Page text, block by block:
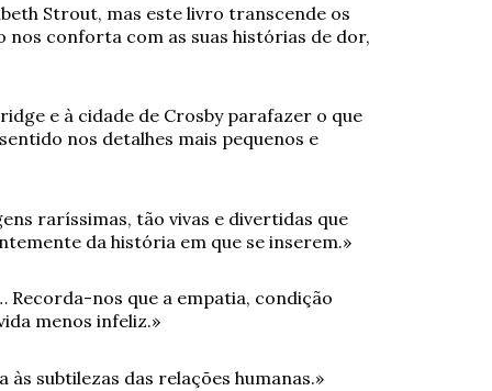
Strout, mas este livro transcende os
conforta com as suas histórias de dor,
e à cidade de Crosby parafazer o que
nos detalhes mais pequenos e
raríssimas, tão vivas e divertidas que
da história em que se inserem.»
nos que a empatia, condição
menos infeliz.»
subtilezas das relações humanas.»